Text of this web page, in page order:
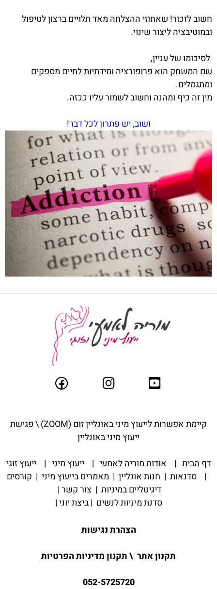
חשוב לזכור! שאחוזי ההצלחה מאד תלויים ברצון לטיפול
ובמוטיבציה ליצור שינוי.
לסיכומו של עניין,
שם המשחק הוא פרופורציה ומידתיות לחיים מספקים
ומתגמלים.
מין זה כיף ומהנה וחשוב לשמור עליו ככזה.
ושוב, יש פתרון לכל דבר!
קיימת אפשרות לייעוץ מיני באונליין ז
ום (ZOOM) \ פגישת
ייעוץ מיני באונליין
דף הבית | אודות מוריה לאמעי | ייעוץ מיני |
ייעוץ זוגי
|
סדנאות | חנות אונליין | מאמרים בייעוץ מיני | קורסים
דיגיטליים במיניות | צור קשר|
סדנת מיניות לנשים |ביצת יוני
הצהרת נגישות
תקנון אתר \תקנון מדיניות הפרטיות
052-5725720